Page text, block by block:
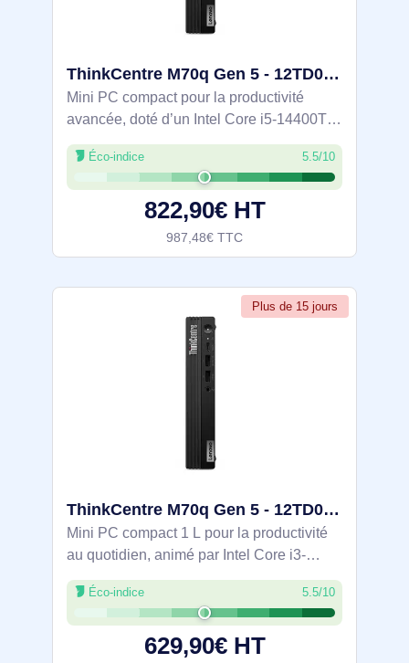
ThinkCentre M70q Gen 5 - 12TD001BFR
Mini PC compact pour la productivité
avancée, doté d’un Intel Core i5‑14400T,
16 Go DDR5 4800 et SSD NVMe PCIe 4.0
de 512 Go sous Windows 11 Pro.
Connectivité Wi‑Fi 6E, BT 5.3 et Ethernet,
Éco-indice 5.5/10
822,90€ HT
987,48€ TTC
Plus de 15 jours
ThinkCentre M70q Gen 5 - 12TD000KFR
Mini PC compact 1 L pour la productivité
au quotidien, animé par Intel Core i3-
14100T (4 cœurs/8 threads) et 8 Go
DDR5-4800, avec SSD NVMe PCIe 4.0
de 256 Go. Graphiques Intel UHD 730,
Windows 11
Éco-indice 5.5/10
629,90€ HT